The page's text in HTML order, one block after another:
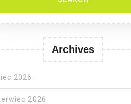
Archives
2026
2026